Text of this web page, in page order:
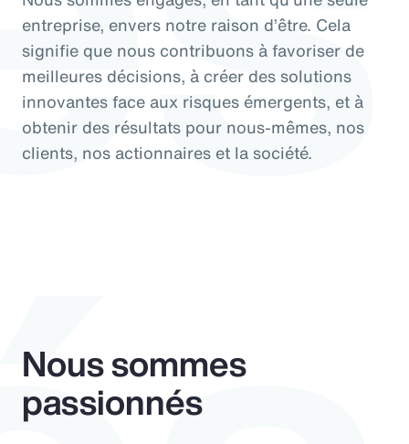
entreprise, envers notre raison d’être. Cela
signifie que nous contribuons à favoriser de
meilleures décisions, à créer des solutions
innovantes face aux risques émergents, et à
obtenir des résultats pour nous-mêmes, nos
clients, nos actionnaires et la société.
Nous sommes
passionnés